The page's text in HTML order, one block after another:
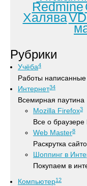
Redmine
Халява
Рубрики
Учёба4
Работы
Интернет34
Всемирная паутина
Mozilla Firefox3
Все о браузере
Web Master8
Раскрутка
Шоппинг в
Покупаем в
Компьютер12